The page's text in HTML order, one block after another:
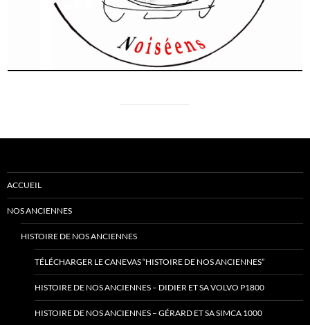
ACCUEIL
NOS ANCIENNES
HISTOIRE DE NOS ANCIENNES
TÉLÉCHARGER LE CANEVAS “HISTOIRE DE NOS ANCIENNES”
HISTOIRE DE NOS ANCIENNES – DIDIER ET SA VOLVO P1800
HISTOIRE DE NOS ANCIENNES – GÉRARD ET SA SIMCA 1000